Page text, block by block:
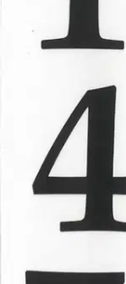
Postin
Tarkista